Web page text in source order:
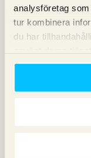
analysföretag
tur kombinera
du har
11 december
Kommentarer